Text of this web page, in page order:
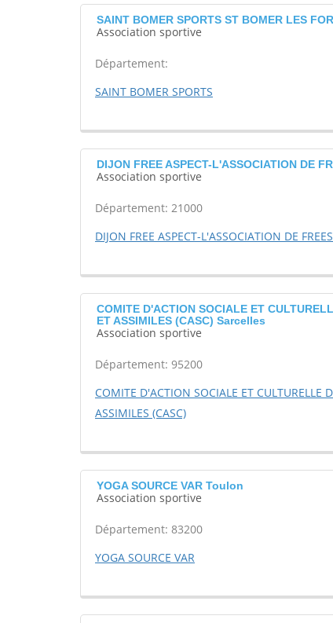
SAINT BOMER SPORTS ST BOMER LES
Association sportive
Département:
SAINT BOMER SPORTS
DIJON FREE ASPECT-L'ASSOCIATION DE
Association sportive
Département: 21000
DIJON FREE ASPECT-L'ASSOCIATION DE
COMITE D'ACTION SOCIALE ET
ET ASSIMILES (CASC) Sarcelles
Association sportive
Département: 95200
COMITE D'ACTION SOCIALE ET CULTURELLE
ASSIMILES (CASC)
YOGA SOURCE VAR Toulon
Association sportive
Département: 83200
YOGA SOURCE VAR